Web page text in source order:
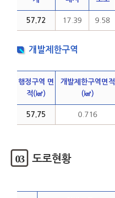
57.72 17.39 9.58
개발제한구역
행정구역 면
적(㎢)
개발제한구역면적
(㎢)
57.75 0.716
03 도로현황